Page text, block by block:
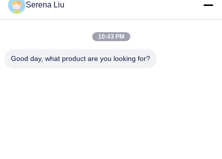
Truk Tanker Gas Cair Kapasitas Trailer Semi 36000L 3 As
Tinggi Efektif
Truk Tangki Gas Double Layered 56000L 3x13T FUWA Alxe
Serena Liu
10:43 PM
Good day, what product are you looking for?